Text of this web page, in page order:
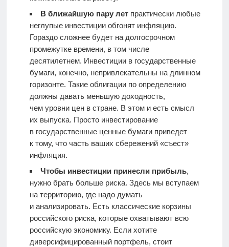
В ближайшую пару летпрактически любые
неглупые инвестиции обгонят инфляцию.
Гораздо сложнее будет на долгосрочном
промежутке времени, в том числе
десятилетнем. Инвестиции в государственные
бумаги, конечно, непривлекательны на длинном
горизонте. Такие облигации по определению
должны давать меньшую доходность,
чем уровни цен в стране. В этом и есть смысл
их выпуска. Просто инвестирование
в государственные ценные бумаги приведет
к тому, что часть ваших сбережений «съест»
инфляция.
Чтобы инвестиции принесли прибыль,
нужно брать больше риска. Здесь мы вступаем
на территорию, где надо думать
и анализировать. Есть классические корзины
российского риска, которые охватывают всю
российскую экономику. Если хотите
диверсифицированный портфель, стоит